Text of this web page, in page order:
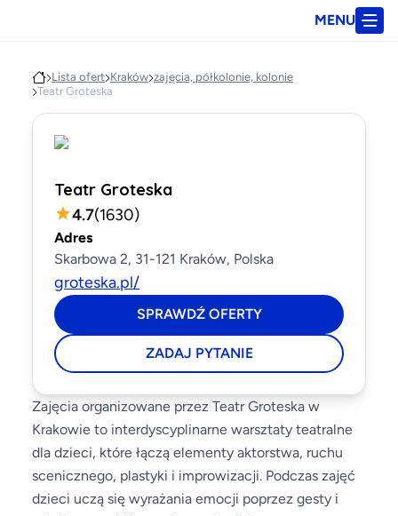
MENU
Lista ofert Kraków zajęcia, półkolonie, kolonie
Teatr Groteska
Teatr Groteska
4.7(1630)
Adres
Skarbowa 2, 31-121 Kraków, Polska
groteska.pl/
SPRAWDŹ OFERTY
ZADAJ PYTANIE
Zajęcia organizowane przez Teatr Groteska w
Krakowie to interdyscyplinarne warsztaty teatralne
dla dzieci, które łączą elementy aktorstwa, ruchu
scenicznego, plastyki i improwizacji. Podczas zajęć
dzieci uczą się wyrażania emocji poprzez gesty i